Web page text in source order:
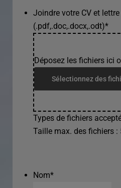
Joindre votre CV et
(.pdf,.doc,.docx,.odt)*
Déposez les fichiers ici
Sélectionnez des
Types de fichiers
Taille max. des fichiers :
Nom*